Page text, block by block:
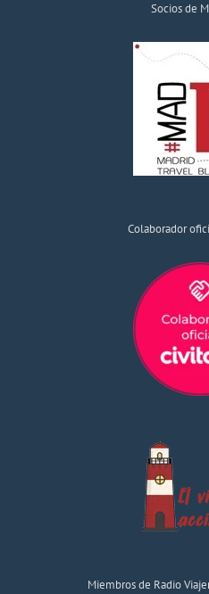
Socios de
Colaborador
Miembros de Radio